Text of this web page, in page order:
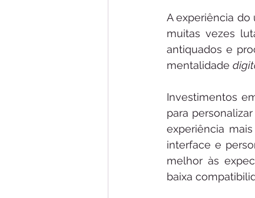
A experiência do
muitas vezes
antiquados e
mentalidade
Investimentos
para
experiência
interface e
melhor às
baixa